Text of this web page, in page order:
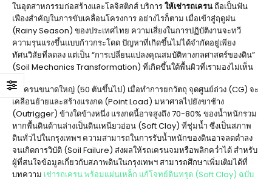
ในอุตสาหกรรมก่อสร้างและโลจิสติกส์ บริการให้เช่ารถเครน ถือเป็นฟัน
เฟืองสำคัญในการขับเคลื่อนโครงการ อย่างไรก็ตาม เมื่อเข้าสู่ฤดูฝน
(Rainy Season) ของประเทศไทย ความเสี่ยงในการปฏิบัติงานจะทวี
ความรุนแรงขึ้นแบบก้าวกระโดด ปัญหาที่เกิดขึ้นไม่ได้จำกัดอยู่เพียง
ทัศนวิสัยที่ลดลง แต่เป็น “การเปลี่ยนแปลงคุณสมบัติทางกลศาสตร์ของดิน”
(Soil Mechanics Transformation) ที่เกิดขึ้นใต้พื้นผิวที่เรามองไม่เห็น
รถเครนขนาดใหญ่ (50 ตันขึ้นไป) เมื่อทำการยกวัตถุ จุดศูนย์ถ่วง (CG) จะ
เคลื่อนย้ายและสร้างแรงกด (Point Load) มหาศาลไปยังขาช้าง
(Outrigger) ข้างใดข้างหนึ่ง แรงกดนี้อาจสูงถึง 70-80% ของน้ำหนักรวม
หากพื้นดินด้านล่างเป็นดินเหนียวอ่อน (Soft Clay) ที่ชุ่มน้ำ ซึ่งเป็นสภาพ
ดินทั่วไปในกรุงเทพฯ ความสามารถในการรับน้ำหนักของดินอาจลดต่ำลง
จนเกิดการวิบัติ (Soil Failure) ส่งผลให้รถเครนจมหรือพลิกคว่ำได้ สำหรับ
ผู้ที่สนใจข้อมูลเกี่ยวกับสภาพดินในกรุงเทพฯ สามารถศึกษาเพิ่มเติมได้ที่
บทความ เช่ารถเครน พร้อมแผ่นเหล็ก แก้โจทย์ดินทรุด (Soft Clay) ฉบับ